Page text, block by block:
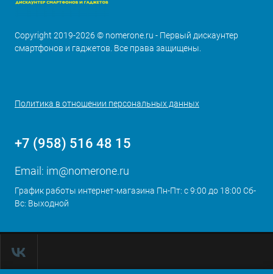
Copyright 2019-2026 © nomerone.ru - Первый дискаунтер
смартфонов и гаджетов. Все права защищены.
Политика в отношении персональных данных
+7 (958) 516 48 15
Email: im@nomerone.ru
График работы интернет-магазина Пн-Пт: с 9:00 до 18:00 Сб-
Вс: Выходной